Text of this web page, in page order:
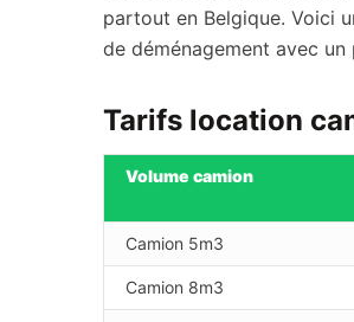
partout en Belgique. Voici
de déménagement avec
Tarifs location
Volume camion
Camion 5m3
Camion 8m3